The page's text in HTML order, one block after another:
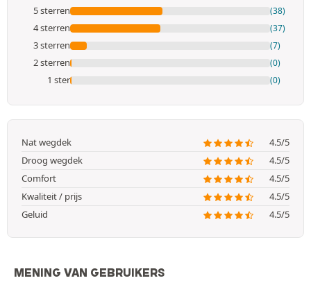
5 sterren (38)
4 sterren (37)
3 sterren (7)
2 sterren (0)
1 ster (0)
Nat wegdek
4.5/5
Droog wegdek
4.5/5
Comfort
4.5/5
Kwaliteit / prijs
4.5/5
Geluid
4.5/5
MENING VAN GEBRUIKERS